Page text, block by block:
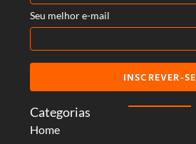
Categorias
Home
Seu melhor e-mail
INSCREVER-SE